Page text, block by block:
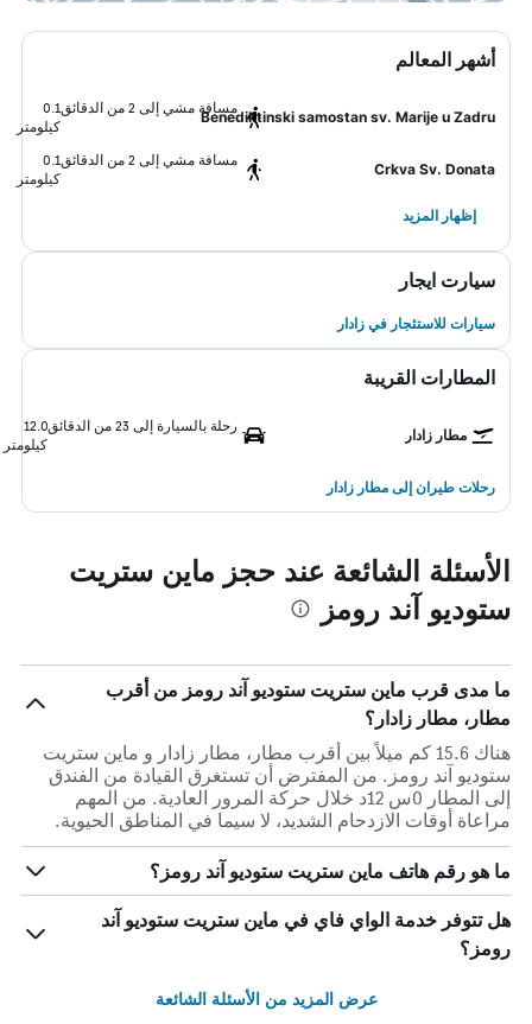
أشهر المعالم
Benediktinski samostan sv. Marije u Zadru
مسافة مشي إلى 2 من الدقائق
0.1
كيلومتر
Crkva Sv. Donata
مسافة مشي إلى 2 من الدقائق
0.1
كيلومتر
إظهار المزيد
سيارت ايجار
سيارات للاستئجار في زادار
المطارات القريبة
مطار زادار
رحلة بالسيارة إلى 23 من الدقائق
12.0
كيلومتر
رحلات طيران إلى مطار زادار
الأسئلة الشائعة عند حجز ماين ستريت
ستوديو آند رومز
ما مدى قرب ماين ستريت ستوديو آند رومز من أقرب
مطار، مطار زادار؟
هناك 15.6 كم ميلاً بين أقرب مطار، مطار زادار و ماين ستريت
ستوديو آند رومز. من المفترض أن تستغرق القيادة من الفندق
إلى المطار 0س 12د خلال حركة المرور العادية. من المهم
مراعاة أوقات الازدحام الشديد، لا سيما في المناطق الحيوية.
ما هو رقم هاتف ماين ستريت ستوديو آند رومز؟
هل تتوفر خدمة الواي فاي في ماين ستريت ستوديو آند
رومز؟
عرض المزيد من الأسئلة الشائعة